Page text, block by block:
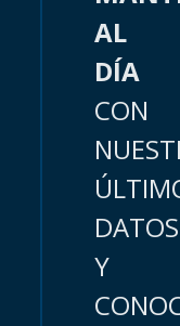
AL
DÍA
CON
DATOS
Y